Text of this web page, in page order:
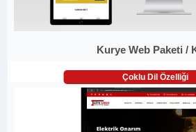
Kurye Web Paketi /
Çoklu Dil Özelliği